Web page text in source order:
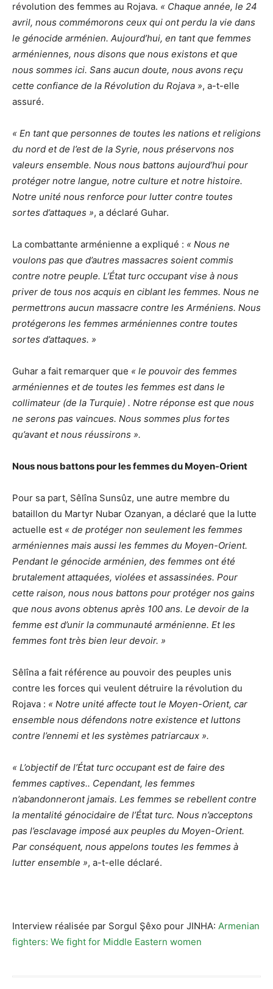
révolution des femmes au Rojava. « Chaque année, le 24
avril, nous commémorons ceux qui ont perdu la vie dans
le génocide arménien. Aujourd’hui, en tant que femmes
arméniennes, nous disons que nous existons et que
nous sommes ici. Sans aucun doute, nous avons reçu
cette confiance de la Révolution du Rojava », a-t-elle
assuré.
« En tant que personnes de toutes les nations et religions
du nord et de l’est de la Syrie, nous préservons nos
valeurs ensemble. Nous nous battons aujourd’hui pour
protéger notre langue, notre culture et notre histoire.
Notre unité nous renforce pour lutter contre toutes
sortes d’attaques », a déclaré Guhar.
La combattante arménienne a expliqué : « Nous ne
voulons pas que d’autres massacres soient commis
contre notre peuple. L’État turc occupant vise à nous
priver de tous nos acquis en ciblant les femmes. Nous ne
permettrons aucun massacre contre les Arméniens. Nous
protégerons les femmes arméniennes contre toutes
sortes d’attaques. »
Guhar a fait remarquer que « le pouvoir des femmes
arméniennes et de toutes les femmes est dans le
collimateur (de la Turquie) . Notre réponse est que nous
ne serons pas vaincues. Nous sommes plus fortes
qu’avant et nous réussirons ».
Nous nous battons pour les femmes du Moyen-Orient
Pour sa part, Sêlîna Sunsûz, une autre membre du
bataillon du Martyr Nubar Ozanyan, a déclaré que la lutte
actuelle est « de protéger non seulement les femmes
arméniennes mais aussi les femmes du Moyen-Orient.
Pendant le génocide arménien, des femmes ont été
brutalement attaquées, violées et assassinées. Pour
cette raison, nous nous battons pour protéger nos gains
que nous avons obtenus après 100 ans. Le devoir de la
femme est d’unir la communauté arménienne. Et les
femmes font très bien leur devoir. »
Sêlîna a fait référence au pouvoir des peuples unis
contre les forces qui veulent détruire la révolution du
Rojava : « Notre unité affecte tout le Moyen-Orient, car
ensemble nous défendons notre existence et luttons
contre l’ennemi et les systèmes patriarcaux ».
« L’objectif de l’État turc occupant est de faire des
femmes captives.. Cependant, les femmes
n’abandonneront jamais. Les femmes se rebellent contre
la mentalité génocidaire de l’État turc. Nous n’acceptons
pas l’esclavage imposé aux peuples du Moyen-Orient.
Par conséquent, nous appelons toutes les femmes à
lutter ensemble », a-t-elle déclaré.
Interview réalisée par Sorgul Şêxo pour JINHA: Armenian
fighters: We fight for Middle Eastern women